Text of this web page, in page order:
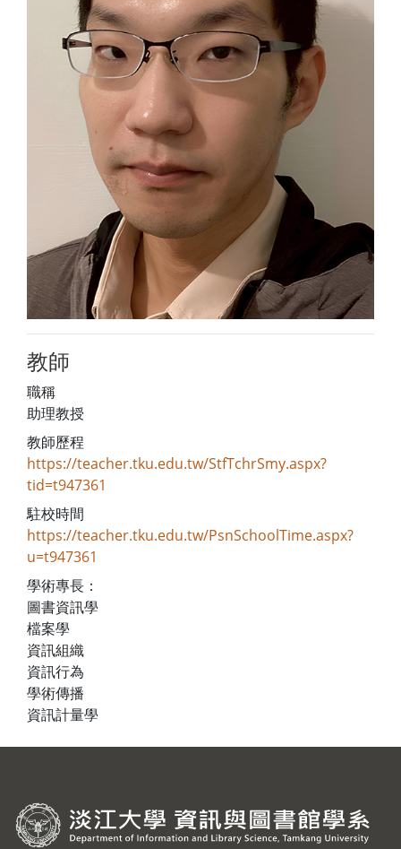
教師
職稱
助理教授
教師歷程
https://teacher.tku.edu.tw/StfTchrSmy.aspx?
tid=t947361
駐校時間
https://teacher.tku.edu.tw/PsnSchoolTime.aspx?
u=t947361
學術專長：
圖書資訊學
檔案學
資訊組織
資訊行為
學術傳播
資訊計量學